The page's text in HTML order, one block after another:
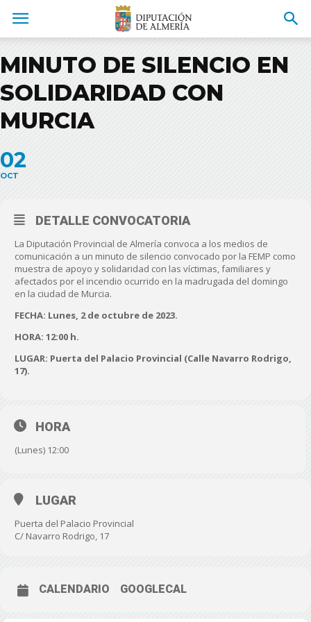
MINUTO DE SILENCIO EN
SOLIDARIDAD CON
MURCIA
02
OCT
DETALLE CONVOCATORIA
La Diputación Provincial de Almería convoca a los medios de
comunicación a un minuto de silencio convocado por la FEMP como
muestra de apoyo y solidaridad con las víctimas, familiares y
afectados por el incendio ocurrido en la madrugada del domingo
en la ciudad de Murcia.
FECHA: Lunes, 2 de octubre de 2023.
HORA: 12:00 h.
LUGAR: Puerta del Palacio Provincial (Calle Navarro Rodrigo,
17).
HORA
(Lunes) 12:00
LUGAR
Puerta del Palacio Provincial
C/ Navarro Rodrigo, 17
CALENDARIO GOOGLECAL